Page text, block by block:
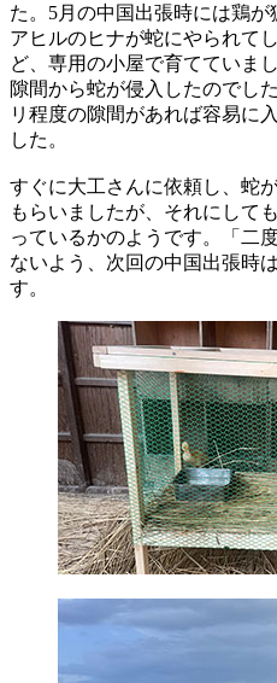
た。5月の中国出張時には鶏
アヒルのヒナが蛇にやられて
ど、専用の小屋で育てていま
隙間から蛇が侵入したのでし
リ程度の隙間があれば容易に
した。
すぐに大工さんに依頼し、蛇
もらいましたが、それにして
っているかのようです。「二
ないよう、次回の中国出張時
す。